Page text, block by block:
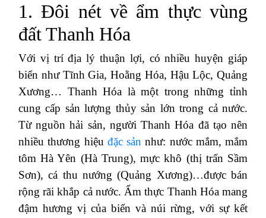
1. Đôi nét về ẩm thực vùng
đất Thanh Hóa
Với vị trí địa lý thuận lợi, có nhiều huyện giáp
biển như Tĩnh Gia, Hoằng Hóa, Hậu Lộc, Quảng
Xương… Thanh Hóa là một trong những tỉnh
cung cấp sản lượng thủy sản lớn trong cả nước.
Từ nguồn hải sản, người Thanh Hóa đã tạo nên
nhiều thương hiệu đặc sản như: nước mắm, mắm
tôm Hà Yên (Hà Trung), mực khô (thị trấn Sầm
Sơn), cá thu nướng (Quảng Xương)…được bán
rộng rãi khắp cả nước. Ẩm thực Thanh Hóa mang
đậm hương vị của biển và núi rừng, với sự kết